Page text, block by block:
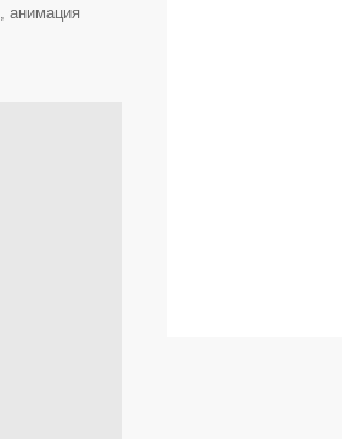
анимация